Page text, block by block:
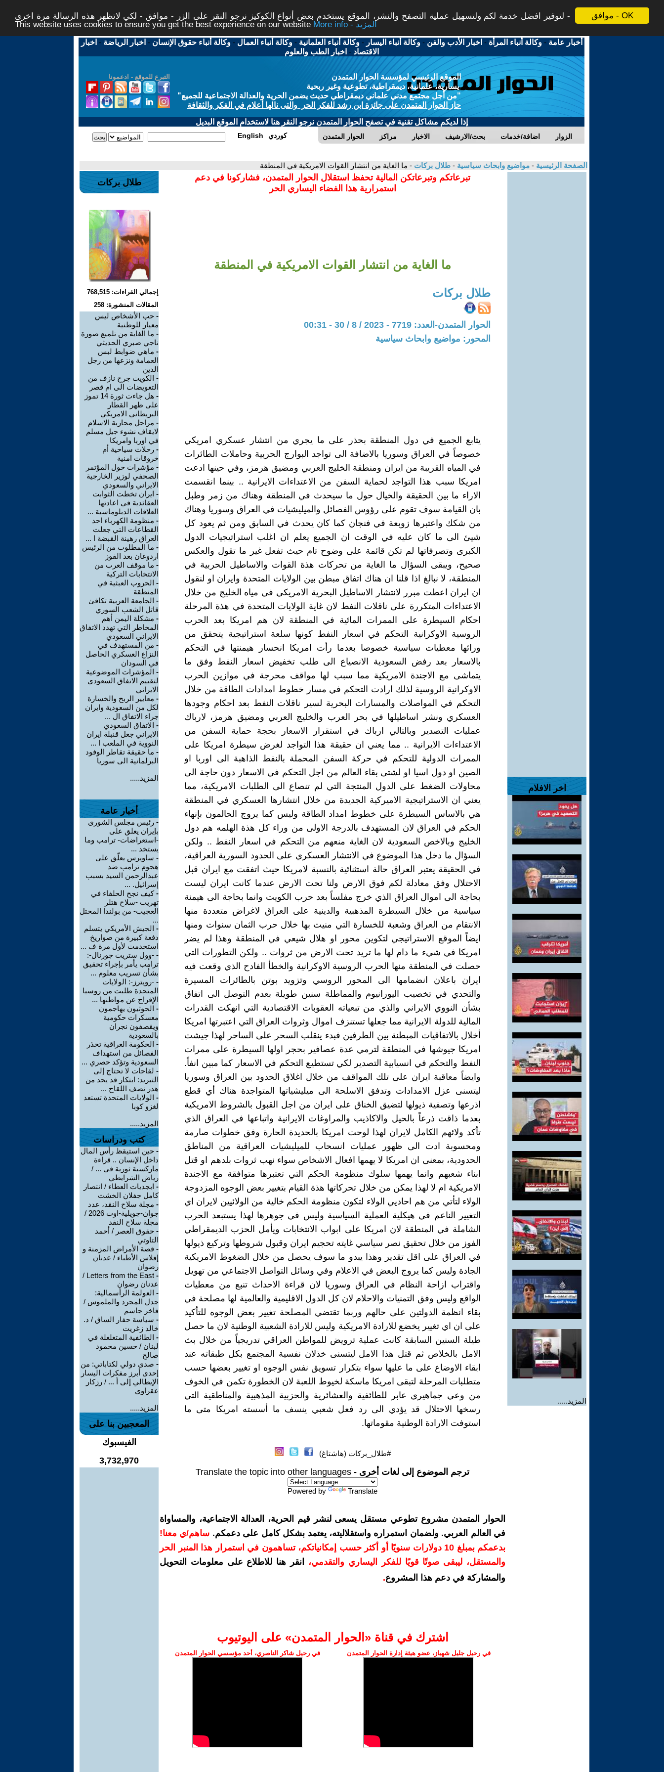
موافق - OK
لتوفير افضل خدمة لكم ولتسهيل عملية التصفح والنشر، الموقع يستخدم بعض أنواع الكوكيز نرجو النقر على الزر - موافق - لكي لاتظهر هذه الرسالة مرة اخرى -
This website uses cookies to ensure you get the best experience on our website
More info - المزيد
أخبار عامة -وكالة أنباء المرأة - اخبار الأدب والفن -وكالة أنباء اليسار -وكالة أنباء العلمانية -وكالة أنباء العمال -وكالة أنباء حقوق الإنسان - اخبار الرياضة - اخبار
الاقتصاد - اخبار الطب والعلوم
التبرع للموقع - ادعمونا
الموقع الرئيسي لمؤسسة الحوار المتمدن
يسارية، علمانية، ديمقراطية، تطوعية وغير ربحية
"من أجل مجتمع مدني علماني ديمقراطي حديث يضمن الحرية والعدالة الاجتماعية للجميع"
حاز الحوار المتمدن على جائزة ابن رشد للفكر الحر والتى نالها أعلام في الفكر والثقافة
إذا لديكم مشاكل تقنية في تصفح الحوار المتمدن نرجو النقر هنا لاستخدام الموقع البديل
الحوار المتمدن مراكز الاخبار بحث/الارشيف اضافة/خدمات الزوار English كوردي
الصفحة الرئيسية - مواضيع وابحاث سياسية - طلال بركات - ما الغاية من انتشار القوات الامريكية في المنطقة
اخر الافلام
المزيد.....
تبرعاتكم وتبرعاتكن المالية تحفظ استقلال الحوار المتمدن، فشاركونا في دعم
استمرارية هذا الفضاء اليساري الحر
ما الغاية من انتشار القوات الامريكية في المنطقة
طلال بركات
الحوار المتمدن-العدد: 7719 - 2023 / 8 / 30 - 00:31
المحور: مواضيع وابحاث سياسية
يتابع الجميع في دول المنطقة بحذر على ما يجري من انتشار عسكري امريكي
خصوصاً في العراق وسوريا بالاضافة الى تواجد البوارج الحربية وحاملات الطائرات
في المياه القريبة من ايران ومنطقة الخليج العربي ومضيق هرمز، وفي حينها ادعت
امريكا سبب هذا التواجد لحماية السفن من الاعتداءات الايرانية .. بينما انقسمت
الاراء ما بين الحقيقة والخيال حول ما سيحدث في المنطقة وهناك من زمر وطبل
بان القيامة سوف تقوم على رؤوس الفصائل والميليشيات في العراق وسوريا وهناك
من شكك واعتبرها زوبعة في فنجان كما كان يحدث في السابق ومن ثم يعود كل
شيئ الى ما كان عليه في الوقت ان الجميع يعلم ان اغلب استراتيجيات الدول
الكبرى وتصرفاتها لم تكن قائمة على وضوح تام حيث تفعل غير ما تقول والعكس
صحيح، ويبقى السؤال ما الغاية من تحركات هذة القوات والاساطيل الحربية في
المنطقة، لا نبالغ اذا قلنا ان هناك اتفاق مبطن بين الولايات المتحدة وايران او لنقول
ان ايران اعطت مبرر لانتشار الاساطيل البحرية الامريكي في مياه الخليج من خلال
الاعتداءات المتكررة على ناقلات النفط لان غاية الولايات المتحدة في هذة المرحلة
احكام السيطرة على الممرات المائية في المنطقة لان هم امريكا بعد الحرب
الروسية الاوكرانية التحكم في اسعار النفط كونها سلعة استراتيجية يتحقق من
ورائها معطيات سياسية خصوصا بعدما رأت امريكا انحسار هيمنتها في التحكم
بالاسعار بعد رفض السعودية الانصياع الى طلب تخفيض اسعار النفط وفق ما
يتماشى مع الاجندة الامريكية مما سبب لها مواقف محرجة في موازين الحرب
الاوكرانية الروسية لذلك ارادت التحكم في مسار خطوط امدادات الطاقة من خلال
التحكم في المواصلات والمسارات البحرية لسير ناقلات النفط بعد احكام وجودها
العسكري ونشر اساطيلها في بحر العرب والخليج العربي ومضيق هرمز، لارباك
عمليات التصدير وبالتالي ارباك في استقرار الاسعار بحجة حماية السفن من
الاعتداءات الايرانية .. مما يعني ان حقيقة هذا التواجد لغرض سيطرة امريكا على
الممرات الدولية للتحكم في حركة السفن المحملة بالنفط الذاهبة الى اوربا او
الصين او دول اسيا او لشتى بقاء العالم من اجل التحكم في الاسعار دون حاجة الى
محاولات الضغط على الدول المنتجة التي لم تنصاع الى الطلبات الامريكية، مما
يعني ان الاستراتيجية الاميركية الجديدة من خلال انتشارها العسكري في المنطقة
هي بالاساس السيطرة على خطوط امداد الطاقة وليس كما يروج الحالمون بإنهاء
الحكم في العراق لان المستهدف بالدرجة الاولى من وراء كل هذة الهلمه هم دول
الخليج وبالاخص السعودية لان الغاية منعهم من التحكم في اسعار النفط .. ولكن
السؤال ما دخل هذا الموضوع في الانتشار العسكري على الحدود السورية العراقية،
في الحقيقة يعتبر العراق حالة استثنائية بالنسبة لامريكا حيث اتفقت مع ايران قبل
الاحتلال وفق معادلة لكم فوق الارض ولنا تحت الارض عندما كانت ايران ليست
بحاجة الى اموال العراق الذي خرج مفلساً بعد حرب الكويت وانما بحاجة الى هيمنة
سياسية من خلال السيطرة المذهبية والدينية على العراق لاغراض متعددة منها
الانتقام من العراق وشعبة للخسارة التي منيت بها خلال حرب الثمان سنوات ومنها
ايضاً الموقع الاستراتيجي لتكوين محور او هلال شيعي في المنطقة وهذا لم يضر
امريكا في شيء ما دام لها ما تريد تحت الارض من ثروات .. ولكن التطورات التي
حصلت في المنطقة منها الحرب الروسية الاوكرانية والخطأ الفادح الذي وقعت فيه
ايران باعلان انضمامها الى المحور الروسي وتزويد بوتن بالطائرات المسيرة
والتحدي في تخصيب اليورانيوم والمماطلة سنين طويلة بعدم التوصل الى اتفاق
بشأن النووي الايراني والذي من تبعياته العقوبات الاقتصادية التي انهكت القدرات
المالية للدولة الايرانية مما جعلها تستنزف اموال وثروات العراق التي اعتبرتها امريكا
أخلال بالاتفاقيات المبطنة بين الطرفين فبدء ينقلب السحر على الساحر لهذا جيشت
امريكا جيوشها في المنطقة لترمي عدة عصافير بحجر اولها السيطرة على ممرات
النفط والتحكم في انسيابية التصدير لكي تستطيع التحكم في الاسعار كما مبين انفاً.
وايضاً معاقبة ايران على تلك المواقف من خلال اغلاق الحدود بين العراق وسوريا
ليتسنى عزل الامدادات وتدفق الاسلحة الى ميليشياتها المتواجدة هناك أي قطع
اذرعها وتصفية ذيولها لتضيق الخناق على ايران من اجل القبول بالشروط الامريكية
بعدما ذاقت ذرعاً بالحيل والاكاذيب والمراوغات الايرانية واتباعها في العراق الذي
تأكد ولائهم الكامل لايران لهذا لوحت امريكا بالحديدة الحارة وفق خطوات صارمة
ومحسوبة ادت الى ظهور عمليات انسحاب للميليشيات العراقية من المناطق
الحدودية، بمعنى ان امريكا لا يهمها افعال الاشخاص سواء نهب ثروات بلدهم او قتل
ابناء شعبهم وانما يهمها سلوك منظومة الحكم التي تعتبرها متوافقة مع الاجندة
الامريكية ام لا لهذا يمكن من خلال تحركاتها هذة القيام بتغيير بعض الوجوه المزدوجة
الولاء لتأتي من هم احاديي الولاء لتكون منظومة الحكم خالية من الولائيين لايران اي
التغيير الناعم في هيكلية العملية السياسية وليس في جوهرها لهذا يستبعد الحرب
الشاملة في المنطقة لان امريكا على ابواب الانتخابات ويأمل الحزب الديمقراطي
الفوز من خلال تحقيق نصر سياسي غايته تحجيم ايران وقبول شروطها وتركيع ذيولها
في العراق على اقل تقدير وهذا يبدو ما سوف يحصل من خلال الضغوط الامريكية
الجادة وليس كما يروج البعض في الاعلام وفي وسائل التواصل الاجتماعي من تهويل
واقتراب ازاحة النظام في العراق وسوريا لان قراءة الاحداث تنبع من معطيات
الواقع وليس وفق التمنيات والاحلام لان كل الدول الاقليمية والعالمية لها مصلحة في
بقاء انظمة الدولتين على حالهم وربما تقتضي المصلحة تغيير بعض الوجوه للتأكيد
على ان اي تغيير يخضع للارادة الامريكية وليس للارادة الشعبية الوطنية لان ما حصل
طيلة السنين السابقة كانت عملية ترويض للمواطن العراقي تدريجياً من خلال بث
الامل بالخلاص ثم قتل هذا الامل ليتسنى خذلان نفسية المجتمع بكل طبقاته عند
ابقاء الاوضاع على ما عليها سواء بتكرار تسويق نفس الوجوه او تغيير بعضها حسب
متطلبات المرحلة لتبقى امريكا ماسكة لخيوط اللعبة لان الخطورة تكمن في الخوف
من وعي جماهيري عابر للطائفية والعشائرية والحزبية المذهبية والمناطقية التي
رسخها الاحتلال قد يؤدي الى رد فعل شعبي ينسف ما أسسته امريكا متى ما
استوفت الارادة الوطنية مقوماتها.
#طلال_بركات (هاشتاغ)
ترجم الموضوع إلى لغات أخرى - Translate the topic into other languages
Powered by Translate
الحوار المتمدن مشروع تطوعي مستقل يسعى لنشر قيم الحرية، العدالة الاجتماعية، والمساواة
في العالم العربي. ولضمان استمراره واستقلاليته، يعتمد بشكل كامل على دعمكم. ساهم/ي معنا!
بدعمكم بمبلغ 10 دولارات سنويًا أو أكثر حسب إمكانياتكم، تساهمون في استمرار هذا المنبر الحر
والمستقل، ليبقى صوتًا قويًا للفكر اليساري والتقدمي،
انقر هنا للاطلاع على معلومات التحويل
والمشاركة في دعم هذا المشروع.
اشترك في قناة ‫«الحوار المتمدن» على اليوتيوب
في رحيل جليل شهباز، عضو هيئة إدارة الحوار المتمدن في رحيل شاكر الناصري، أحد مؤسسي الحوار المتمدن
طلال بركات
إجمالي القراءات: 768,515
المقالات المنشورة: 258
- حب الأشخاص ليس
معيار للوطنية
- ما الغاية من تلميع صورة
ناجي صبري الحديثي
- ماهي ضوابط لبس
العمامة ونزعها من رجل
الدين
- الكويت جرح نازف من
التعويضات الى ام قصر
-
هل جاءت ثورة 14 تموز
على ظهر القطار
البريطاني الامريكي
- مراحل محاربة الاسلام
لايقاف نشوء جيل مسلم
في اوربا وامريكا
- رحلات سياحية أم
خروقات امنية
- مؤشرات حول المؤتمر
الصحفي لوزير الخارجية
الايراني والسعودي
- ايران تخطت الثوابت
العقائدية في اعادتها
العلاقات الدبلوماسية ...
- منظومة الكهرباء احد
القطاعات التي جعلت
العراق رهينة القبضة ا ...
- ما المطلوب من الرئيس
اردوغان بعد الفوز
- ما موقف العرب من
الانتخابات التركية
- الحروب العبثية في
المنطقة
- الجامعة العربية تكافئ
قاتل الشعب السوري
- مشكلة اليمن أهم
المخاطر التي تهدد الاتفاق
الايراني السعودي
- من المستهدف في
النزاع العسكري الحاصل
في السودان
- المؤشرات الموضوعية
لتقييم الاتفاق السعودي
الايراني
- معايير الربح والخسارة
لكل من السعودية وايران
جراء الاتفاق ال ...
- الاتفاق السعودي
الايراني جعل قنبلة ايران
النووية في الملعب ا ...
- ما حقيقة تقاطر الوفود
البرلمانية الى سوريا
المزيد.....
أخبار عامة
- رئيس مجلس الشورى
بإيران يعلق على
-استعراضات- ترامب وما
يستخد ...
- ساويرس يعلّق على
هجوم ترامب ضد
عبدالرحمن السيد بسبب
إسرائيل. ...
-كيف نجح الحلفاء في
تهريب -سلاح هتلر
العجيب- من بولندا المحتل
...
- الجيش الأمريكي يتسلم
دفعة كبيرة من صواريخ
استخدمت لأول مرة ف ...
- -وول ستريت جورنال-:
ترامب يأمر بإجراء تحقيق
بشأن تسريب معلوم ...
- -رويترز-: الولايات
المتحدة طلبت من روسيا
الإفراج عن مواطنها ...
- الحوثيون يهاجمون
معسكرات حكومية
ويقصفون نجران
بالسعودية
- الحكومة العراقية تحذر
الفصائل من استهداف
السعودية وتؤكد حصري ...
- لقاحات لا تحتاج إلى
التبريد: ابتكار قد يحد من
هدر نصف اللقاح ...
- الولايات المتحدة تستعد
لغزو كوبا
المزيد.....
كتب ودراسات
- حين استيقظ رأس المال
داخل الإنسان .. قراءة
ماركسية ثورية في ... /
رياض الشرايطي
- ابجديات العطاء / انتصار
كامل جفلان الخشت
- مجلة سلاح النقد، عدد
جوان-جويلية-اوت 2026 /
مجلة سلاح النقد
- حقوق العصر / أحمد
التاوتي
- قصة الأمراض المزمنة و
إفلاس الأطباء / عدنان
رضوان
-
Letters from the East /
عدنان رضوان
- العولمة الرأسمالية:
جدل المجرد والملموس /
فاخر جاسم
- سياسة حفار الساق / د.
خالد زغريت
- الطائفية المتغلغلة في
لبنان / حسين محمود
صالح
- صدى دولي لكتاباتي: من
إحدى أبرز مفكرات اليسار
الإيطالي إلى أ ... / رزكار
عقراوي
المزيد.....
المعجبين بنا على
الفيسبوك
3,732,970